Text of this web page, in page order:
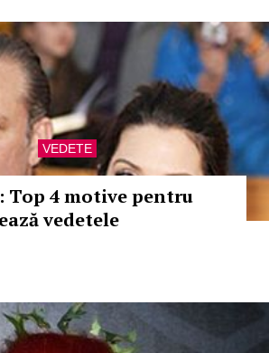
VEDETE
Top 4 motive pentru
vedetele